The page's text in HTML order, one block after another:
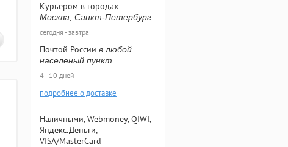
Курьером в городах
Москва, Санкт-Петербург
сегодня - завтра
Почтой России в любой
населеный пункт
4 - 10 дней
подробнее о доставке
Наличными, Webmoney, QIWI,
Яндекс.Деньги,
VISA/MasterCard